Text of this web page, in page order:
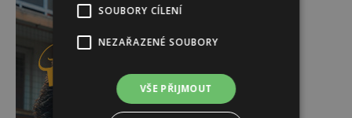
SOUBORY CÍLENÍ
NEZAŘAZENÉ SOUBORY
VŠE PŘIJMOUT